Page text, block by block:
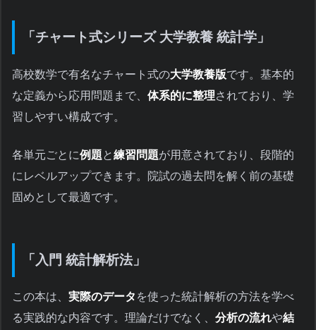
「チャート式シリーズ 大学教養 統計学」
高校数学で有名なチャート式の大学教養版です。基本的
な定義から応用問題まで、 体系的に整理されており、学
習しやすい構成です。
各単元ごとに例題と練習問題が用意されており、段階的
にレベルアップできます。院試の過去問を解く前の基礎
固めとして最適です。
「入門 統計解析法」
この本は、 実際のデータ を使った統計解析の方法を学べ
る実践的な内容です。理論だけでなく、 分析の流れや結